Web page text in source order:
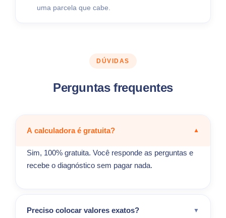
uma parcela que cabe.
DÚVIDAS
Perguntas frequentes
A calculadora é gratuita? ▼
Sim, 100% gratuita. Você responde as perguntas e
recebe o diagnóstico sem pagar nada.
Preciso colocar valores exatos? ▼